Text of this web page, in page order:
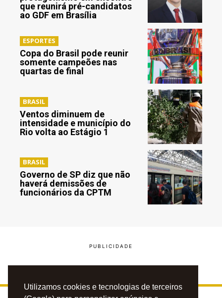
Utilizamos cookies e tecnologias de terceiros
que reunirá pré-candidatos
ao GDF em Brasília
ESPORTES
Copa do Brasil pode reunir
somente campeões nas
quartas de final
BRASIL
Ventos diminuem de
intensidade e município do
Rio volta ao Estágio 1
BRASIL
Governo de SP diz que não
haverá demissões de
funcionários da CPTM